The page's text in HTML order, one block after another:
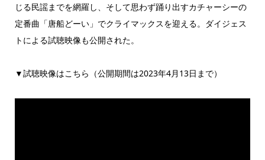
じる民謡までを網羅し、そして思わず踊り出すカチャーシーの
定番曲「唐船どーい」でクライマックスを迎える。ダイジェス
トによる試聴映像も公開された。
▼試聴映像はこちら（公開期間は2023年4月13日まで）